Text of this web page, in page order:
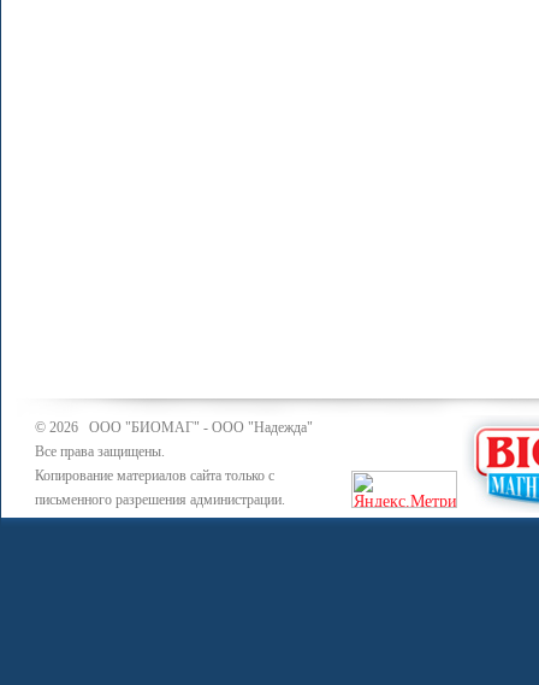
© 2026 ООО "БИОМАГ" - ООО "Надежда"
Все права защищены.
Копирование материалов сайта только с
письменного разрешения администрации.